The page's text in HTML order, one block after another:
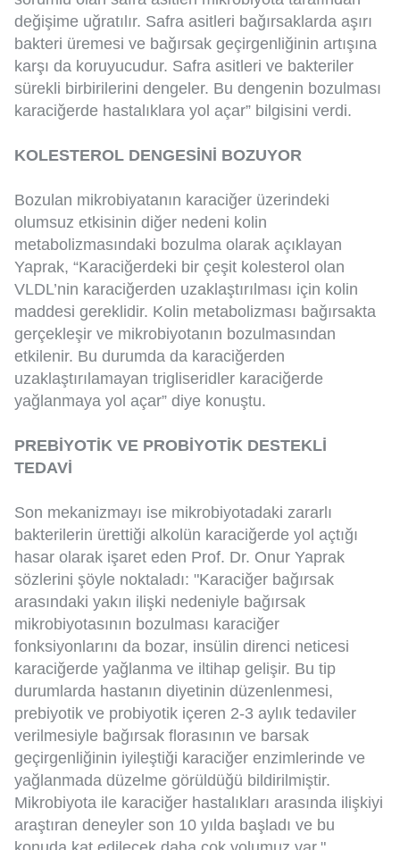
değişime uğratılır. Safra asitleri bağırsaklarda aşırı
bakteri üremesi ve bağırsak geçirgenliğinin artışına
karşı da koruyucudur. Safra asitleri ve bakteriler
sürekli birbirilerini dengeler. Bu dengenin bozulması
karaciğerde hastalıklara yol açar” bilgisini verdi.
KOLESTEROL DENGESİNİ BOZUYOR
Bozulan mikrobiyatanın karaciğer üzerindeki
olumsuz etkisinin diğer nedeni kolin
metabolizmasındaki bozulma olarak açıklayan
Yaprak, “Karaciğerdeki bir çeşit kolesterol olan
VLDL’nin karaciğerden uzaklaştırılması için kolin
maddesi gereklidir. Kolin metabolizması bağırsakta
gerçekleşir ve mikrobiyotanın bozulmasından
etkilenir. Bu durumda da karaciğerden
uzaklaştırılamayan trigliseridler karaciğerde
yağlanmaya yol açar” diye konuştu.
PREBİYOTİK VE PROBİYOTİK DESTEKLİ
TEDAVİ
Son mekanizmayı ise mikrobiyotadaki zararlı
bakterilerin ürettiği alkolün karaciğerde yol açtığı
hasar olarak işaret eden Prof. Dr. Onur Yaprak
sözlerini şöyle noktaladı: "Karaciğer bağırsak
arasındaki yakın ilişki nedeniyle bağırsak
mikrobiyotasının bozulması karaciğer
fonksiyonlarını da bozar, insülin direnci neticesi
karaciğerde yağlanma ve iltihap gelişir. Bu tip
durumlarda hastanın diyetinin düzenlenmesi,
prebiyotik ve probiyotik içeren 2-3 aylık tedaviler
verilmesiyle bağırsak florasının ve barsak
geçirgenliğinin iyileştiği karaciğer enzimlerinde ve
yağlanmada düzelme görüldüğü bildirilmiştir.
Mikrobiyota ile karaciğer hastalıkları arasında ilişkiyi
araştıran deneyler son 10 yılda başladı ve bu